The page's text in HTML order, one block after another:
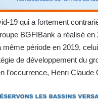
19 qui a fortement
BGFIBank a réalisé
même période en 2019,
de développement du
l’occurrence, Henri Claude